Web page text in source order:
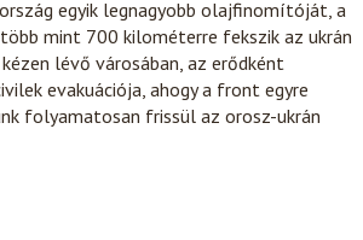
egyik legnagyobb olajfinomítóját, a
mint 700 kilométerre fekszik az ukrán
lévő városában, az erődként
evakuációja, ahogy a front egyre
folyamatosan frissül az orosz-ukrán